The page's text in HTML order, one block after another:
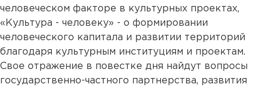
человеческом факторе в культурных проектах,
«Культура - человеку» - о формировании
человеческого капитала и развитии территорий
благодаря культурным институциям и проектам.
Свое отражение в повестке дня найдут вопросы
государственно-частного партнерства, развития